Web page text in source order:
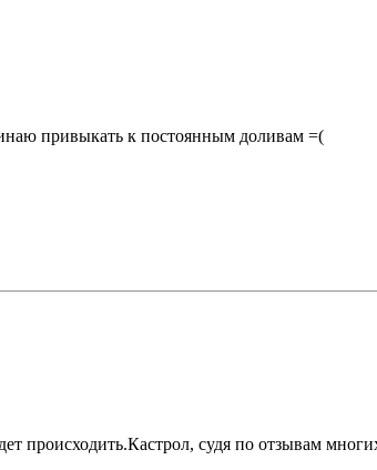
привыкать к постоянным доливам =(
происходить.Кастрол, судя по отзывам